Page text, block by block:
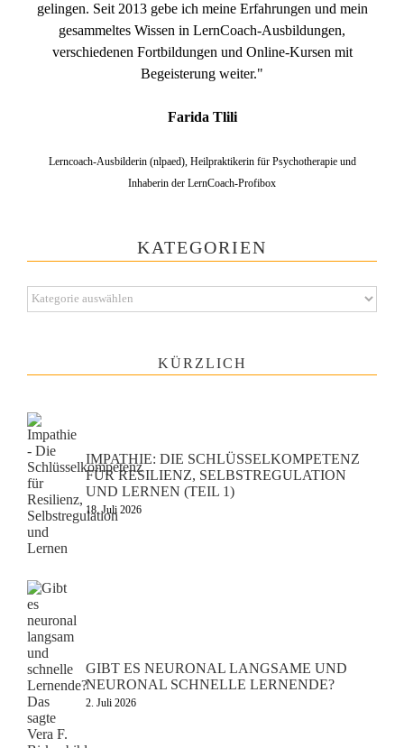
gelingen. Seit 2013 gebe ich meine Erfahrungen und mein
gesammeltes Wissen in LernCoach-Ausbildungen,
verschiedenen Fortbildungen und Online-Kursen mit
Begeisterung weiter."
Farida Tlili
Lerncoach-Ausbilderin (nlpaed), Heilpraktikerin für Psychotherapie und
Inhaberin der LernCoach-Profibox
KATEGORIEN
Kategorien
KÜRZLICH
IMPATHIE: DIE SCHLÜSSELKOMPETENZ
FÜR RESILIENZ, SELBSTREGULATION
UND LERNEN (TEIL 1)
18. Juli 2026
GIBT ES NEURONAL LANGSAME UND
NEURONAL SCHNELLE LERNENDE?
2. Juli 2026